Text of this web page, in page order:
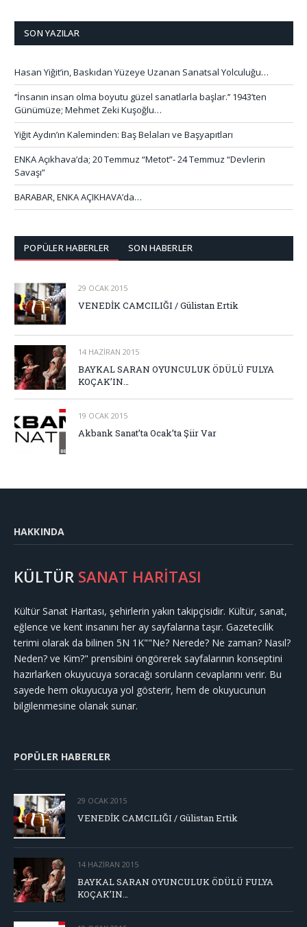
SON YAZILAR
Hasan Yiğit’in, Baskıdan Yüzeye Uzanan Sanatsal Yolculuğu…
‘’İnsanın insan olma boyutu güzel sanatlarla başlar.’’ 1943’ten
Günümüze; Mehmet Zeki Kuşoğlu…
Yiğit Aydın’ın Kaleminden: Baş Belaları ve Başyapıtları
ENKA Açıkhava’da; 20 Temmuz “Metot”- 24 Temmuz “Devlerin
Savaşı”
BARABAR, ENKA AÇIKHAVA’da…
POPÜLER HABERLER SON HABERLER
29 OCAK 2015
VENEDİK CAMCILIĞI / Gülistan Ertik
14 HAZIRAN 2015
BAYKAL SARAN OYUNCULUK ÖDÜLÜ FULYA
KOÇAK’IN…
19 OCAK 2015
Akbank Sanat’ta Ocak’ta Şiir Var
HAKKINDA
KÜLTÜR SANAT HARİTASI
Kültür Sanat Haritası, şehirlerin yakın takipçisidir. Kültür, sanat,
eğlence ve kent insanını her ay sayfalarına taşır. Gazetecilik
terimi olarak da bilinen 5N 1K""Ne? Nerede? Ne zaman? Nasıl?
Neden? ve Kim?" prensibini öngörerek sayfalarının konseptini
hazırlarken okuyucuya soracağı soruların cevaplarını verir. Bu
sayede hem okuyucuya yol gösterir, hem de okuyucunun
bilgilenmesine olanak sunar.
POPÜLER HABERLER
29 OCAK 2015
VENEDİK CAMCILIĞI / Gülistan Ertik
14 HAZIRAN 2015
BAYKAL SARAN OYUNCULUK ÖDÜLÜ FULYA
KOÇAK’IN…